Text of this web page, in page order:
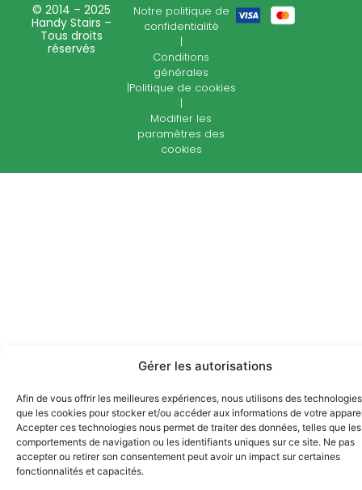
Gérer les autorisations
Afin de vous offrir les meilleures expériences, nous utilisons des
que les cookies pour stocker et/ou accéder aux informations de votre
Accepter ces technologies nous permet de traiter des données, telles que les
comportements de navigation ou les identifiants uniques sur ce site. Ne pas
accepter ou retirer son consentement peut avoir un impact sur certaines
fonctionnalités et capacités.
© 2014 – 2025
Handy Stairs –
Tous droits
réservés
Notre politique de
confidentialité
|
Conditions
générales
|Politique de cookies
|
Modifier les
paramètres des
cookies